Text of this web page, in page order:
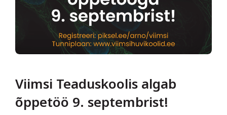
Viimsi Teaduskoolis algab
õppetöö 9. septembrist!